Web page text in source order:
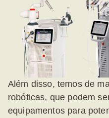
Além disso, temos de
robóticas, que podem
equipamentos para